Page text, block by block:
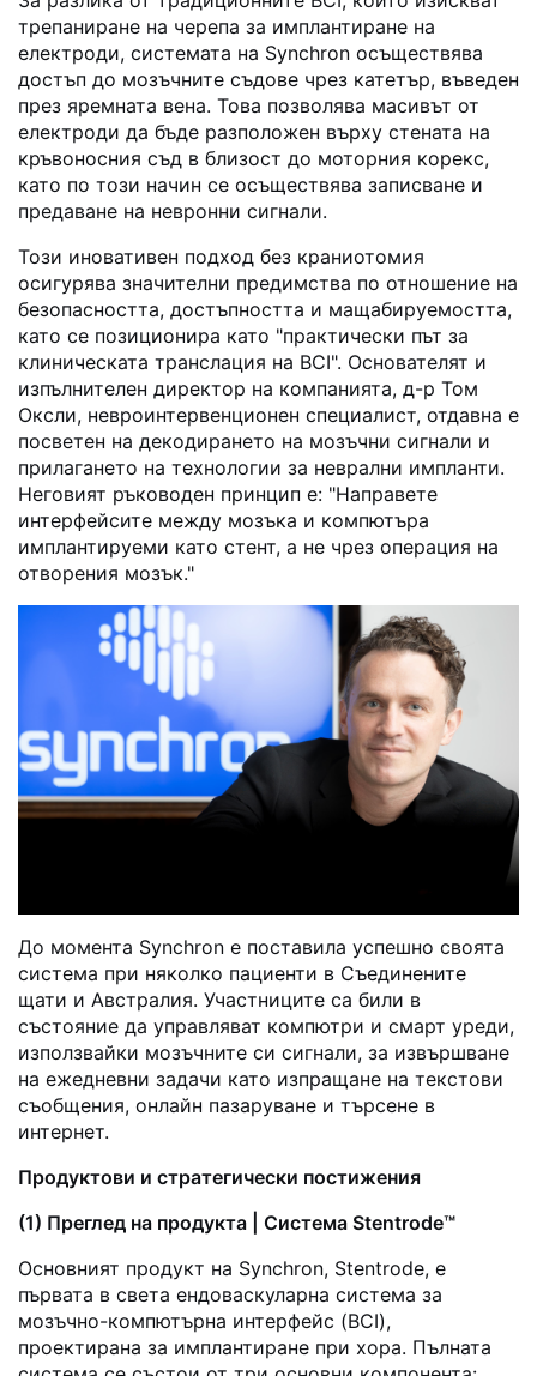
трепаниране на черепа за имплантиране на
електроди, системата на Synchron осъществява
достъп до мозъчните съдове чрез катетър, въведен
през яремната вена. Това позволява масивът от
електроди да бъде разположен върху стената на
кръвоносния съд в близост до моторния корекс,
като по този начин се осъществява записване и
предаване на невронни сигнали.
Този иновативен подход без краниотомия
осигурява значителни предимства по отношение на
безопасността, достъпността и мащабируемостта,
като се позиционира като "практически път за
клиническата транслация на BCI". Основателят и
изпълнителен директор на компанията, д-р Том
Оксли, невроинтервенционен специалист, отдавна е
посветен на декодирането на мозъчни сигнали и
прилагането на технологии за неврални импланти.
Неговият ръководен принцип е: "Направете
интерфейсите между мозъка и компютъра
имплантируеми като стент, а не чрез операция на
отворения мозък."
До момента Synchron е поставила успешно своята
система при няколко пациенти в Съединените
щати и Австралия. Участниците са били в
състояние да управляват компютри и смарт уреди,
използвайки мозъчните си сигнали, за извършване
на ежедневни задачи като изпращане на текстови
съобщения, онлайн пазаруване и търсене в
интернет.
Продуктови и стратегически постижения
(1) Преглед на продукта | Система Stentrode™
Основният продукт на Synchron, Stentrode, е
първата в света ендоваскуларна система за
мозъчно-компютърна интерфейс (BCI),
проектирана за имплантиране при хора. Пълната